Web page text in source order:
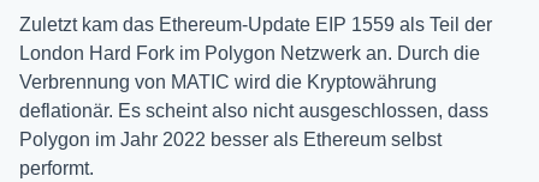
Zuletzt kam das Ethereum-Update EIP 1559 als Teil der
London Hard Fork im Polygon Netzwerk an. Durch die
Verbrennung von MATIC wird die Kryptowährung
deflationär. Es scheint also nicht ausgeschlossen, dass
Polygon im Jahr 2022 besser als Ethereum selbst
performt.